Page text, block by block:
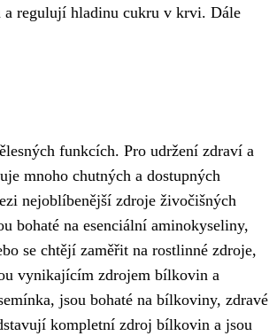
a regulují hladinu cukru v krvi. Dále
funkcích. Pro udržení zdraví a
mnoho chutných a dostupných
nejoblíbenější zdroje živočišných
bohaté na esenciální aminokyseliny,
se chtějí zaměřit na rostlinné zdroje,
vynikajícím zdrojem bílkovin a
jsou bohaté na bílkoviny, zdravé
kompletní zdroj bílkovin a jsou